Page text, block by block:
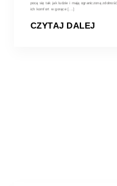
pocą się tak jak ludzie i mają ograniczoną
ich komfort w gorące [...]
CZYTAJ DALEJ